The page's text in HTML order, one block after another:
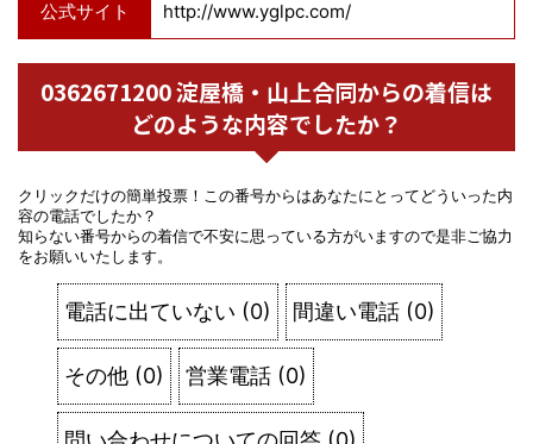
公式サイト http://www.yglpc.com/
0362671200 淀屋橋・山上合同からの着信は
どのような内容でしたか？
クリックだけの簡単投票！この番号からはあなたにとってどういった内
容の電話でしたか？
知らない番号からの着信で不安に思っている方がいますので是非ご協力
をお願いいたします。
電話に出ていない (0) 間違い電話 (0)
その他 (0) 営業電話 (0)